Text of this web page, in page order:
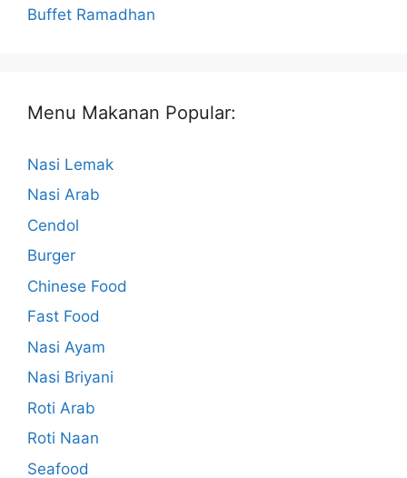
Buffet Ramadhan
Menu Makanan Popular:
Nasi Lemak
Nasi Arab
Cendol
Burger
Chinese Food
Fast Food
Nasi Ayam
Nasi Briyani
Roti Arab
Roti Naan
Seafood